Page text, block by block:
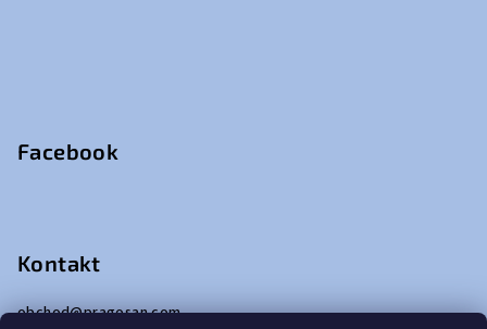
Facebook
Kontakt
obchod@pragosan.com